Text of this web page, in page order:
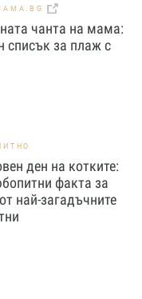
чанта на мама:
списък за плаж с
ден на котките:
факта за
най-загадъчните